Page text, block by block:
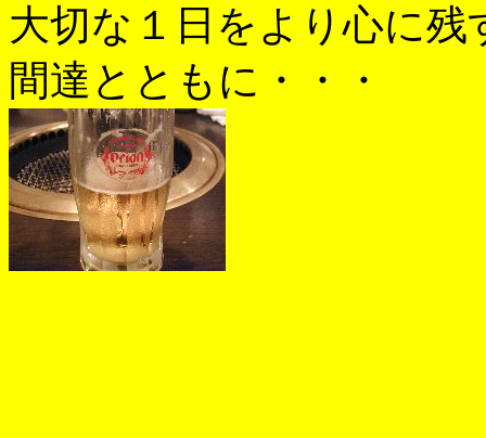
大切な１日をより心に
間達とともに・・・